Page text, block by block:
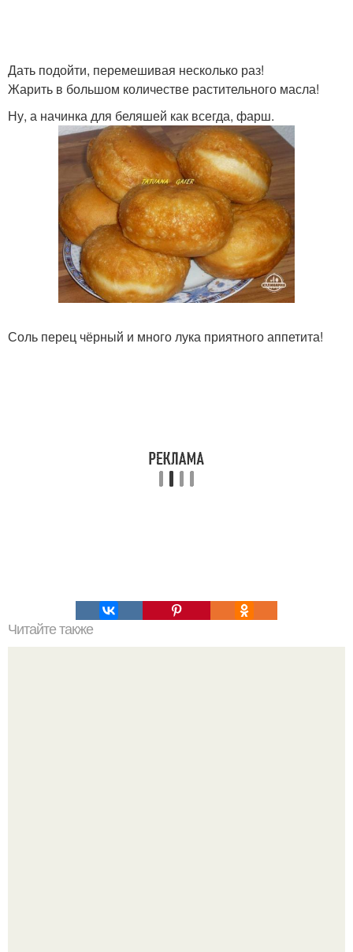
Дать подойти, перемешивая несколько раз!
Жарить в большом количестве растительного масла!
Ну, а начинка для беляшей как всегда, фарш.
Соль перец чёрный и много лука приятного аппетита!
Читайте также